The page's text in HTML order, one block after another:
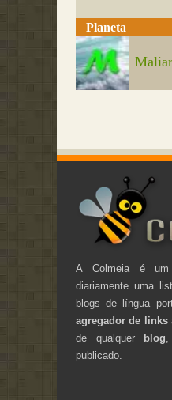
Planeta
A Colmeia é
diariamente uma
blogs de língua
agregador de links
de qualquer
blog
publicado.